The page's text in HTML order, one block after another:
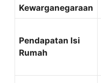
Kewarganegaraan
Pendapatan Isi
Rumah